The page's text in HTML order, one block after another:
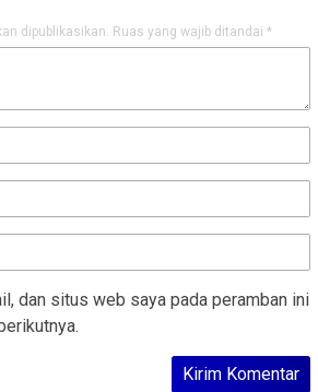
dipublikasikan. Ruas yang wajib ditandai *
dan situs web saya pada peramban ini